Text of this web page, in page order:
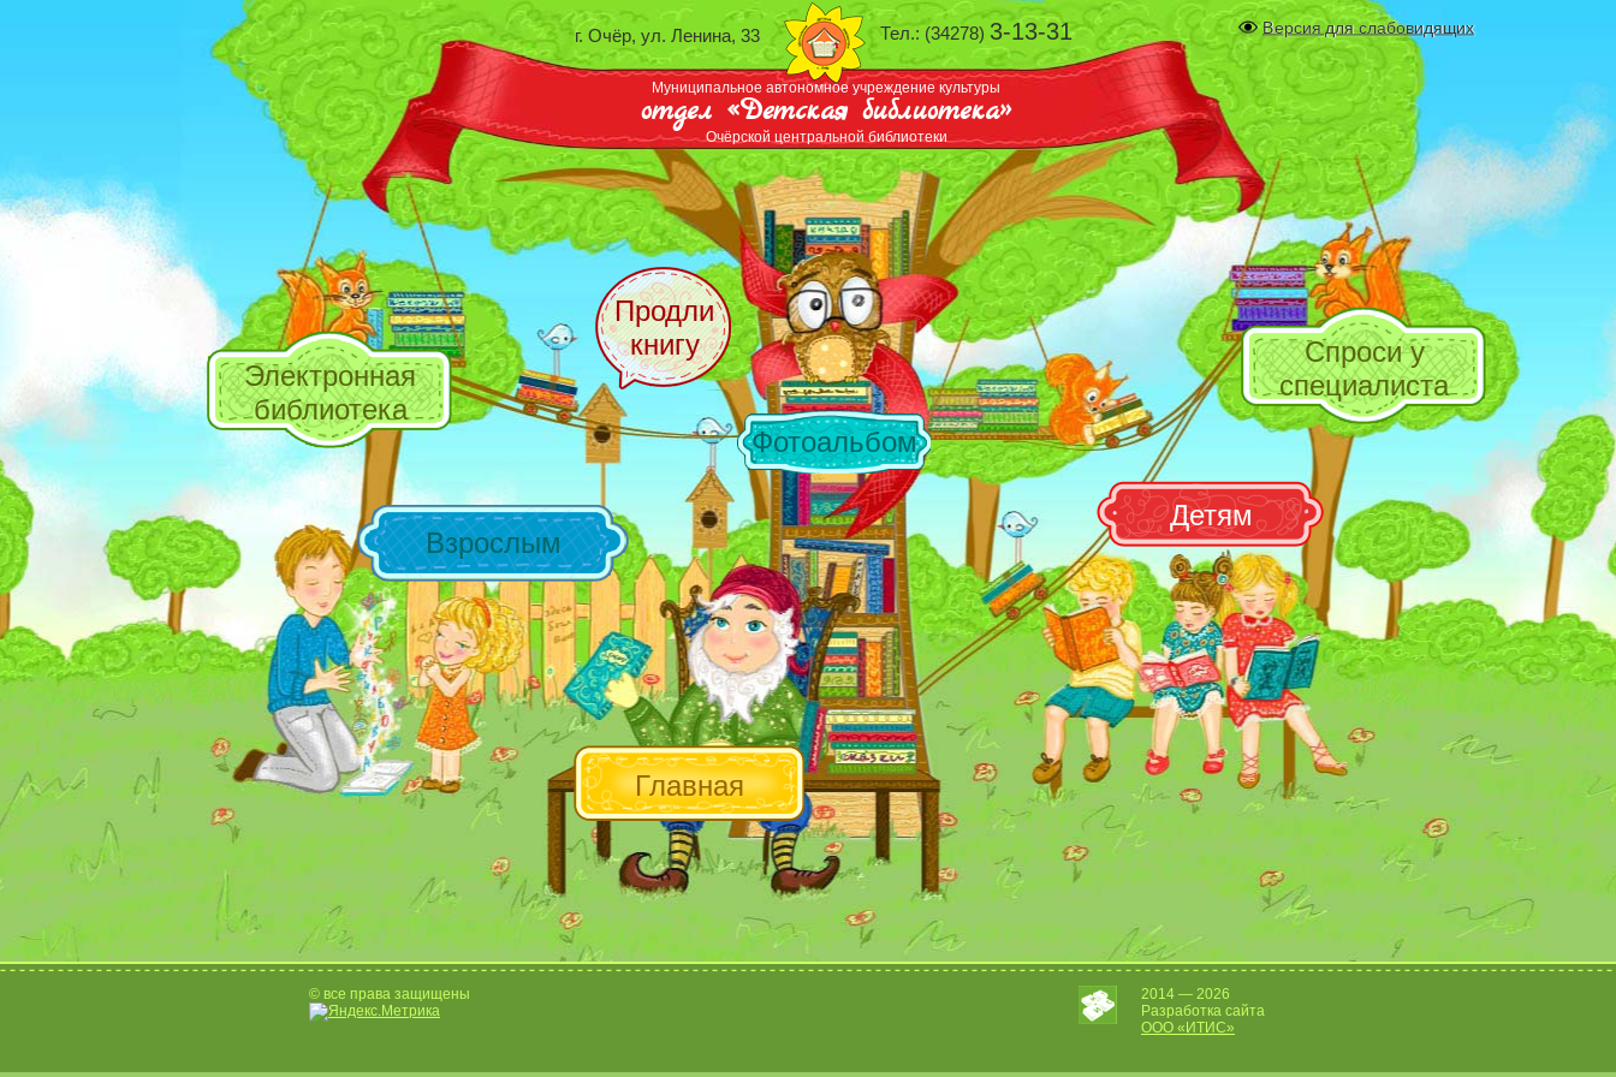
Версия для слабовидящих
Муниципальное автономное учреждение культуры
отдел «Детская библиотека»
Очёрской центральной библиотеки
г. Очёр, ул. Ленина, 33 Тел.: (34278) 3-13-31
Главная
Детям
Взрослым
Фотоальбом
Электронная
библиотека
Спроси у
специалиста
Продли
книгу
© все права защищены
2014 — 2026
Разработка сайта
OOO « ИТИС»